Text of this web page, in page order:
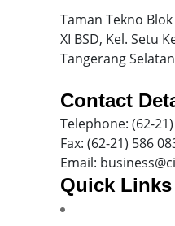
Taman Tekno
XI BSD, Kel. Setu
Tangerang
Contact
Telephone: (62-
Fax: (62-21) 586
Email:
Quick Links